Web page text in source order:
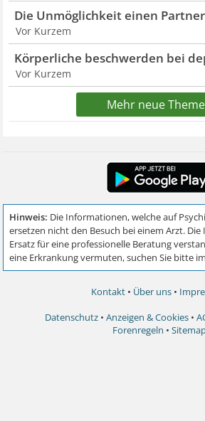
Die Unmöglichkeit einen
Vor Kurzem
Körperliche beschwerden bei
Vor Kurzem
Mehr neue
Kontakt • Über uns •
Datenschutz • Anzeigen & Cookies •
Forenregeln •